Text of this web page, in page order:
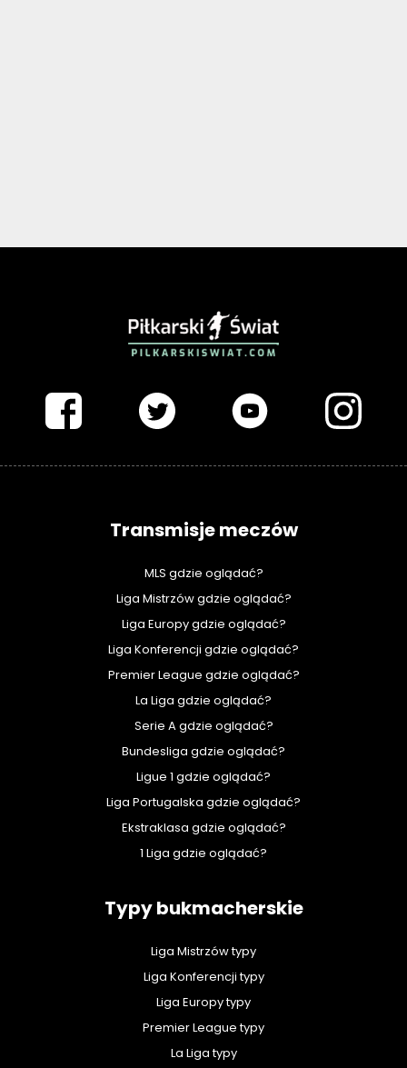
Transmisje meczów
MLS gdzie oglądać?
Liga Mistrzów gdzie oglądać?
Liga Europy gdzie oglądać?
Liga Konferencji gdzie oglądać?
Premier League gdzie oglądać?
La Liga gdzie oglądać?
Serie A gdzie oglądać?
Bundesliga gdzie oglądać?
Ligue 1 gdzie oglądać?
Liga Portugalska gdzie oglądać?
Ekstraklasa gdzie oglądać?
1 Liga gdzie oglądać?
Typy bukmacherskie
Liga Mistrzów typy
Liga Konferencji typy
Liga Europy typy
Premier League typy
La Liga typy